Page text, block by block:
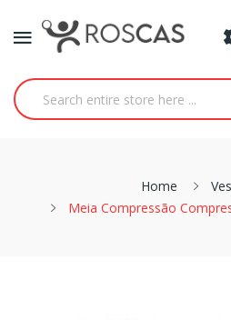
Home
Meia Compressão